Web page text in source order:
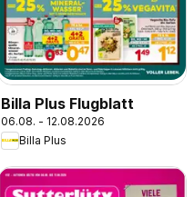
Billa Plus Flugblatt
06.08. - 12.08.2026
Billa Plus